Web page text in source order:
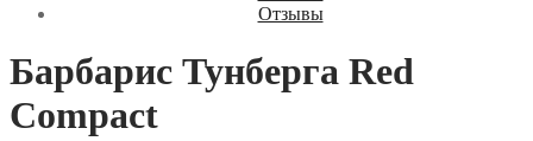
Отзывы
Барбарис Тунберга Red
Compact